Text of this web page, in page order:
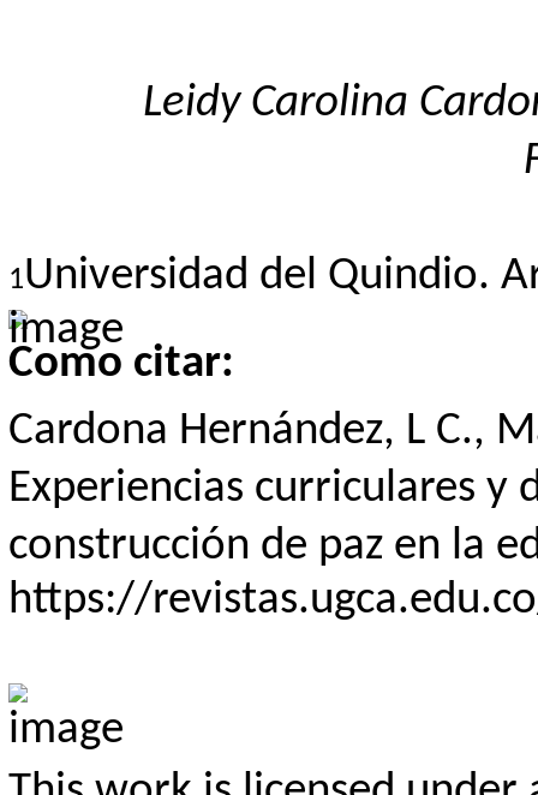
Leidy Carolina
1Universidad del Quindio.
Como citar:
Cardona Hernández, L C.,
Experiencias curriculares y
construcción de paz en la
https://